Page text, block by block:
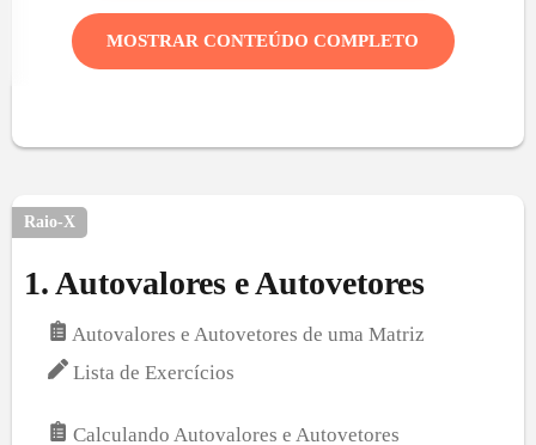
MOSTRAR CONTEÚDO COMPLETO
Raio-X
1.Autovalores e Autovetores
Autovalores e Autovetores de uma Matriz
Lista de Exercícios
Calculando Autovalores e Autovetores